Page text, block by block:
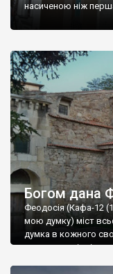
насиченою ніж
Богом дана
Феодосія (Кафа-12
мою думку) міст
думка в кожного
запрошую